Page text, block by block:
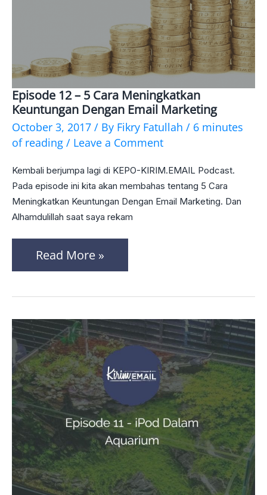
Episode 12 – 5 Cara Meningkatkan
Keuntungan Dengan Email Marketing
October 3, 2017 / By Fikry Fatullah / 6 minutes
of reading / Leave a Comment
Kembali berjumpa lagi di KEPO-KIRIM.EMAIL Podcast.
Pada episode ini kita akan membahas tentang 5 Cara
Meningkatkan Keuntungan Dengan Email Marketing. Dan
Alhamdulillah saat saya rekam
Episode
12
–
Cara
Meningkatkan
Keuntungan
Dengan
Email
Read More »